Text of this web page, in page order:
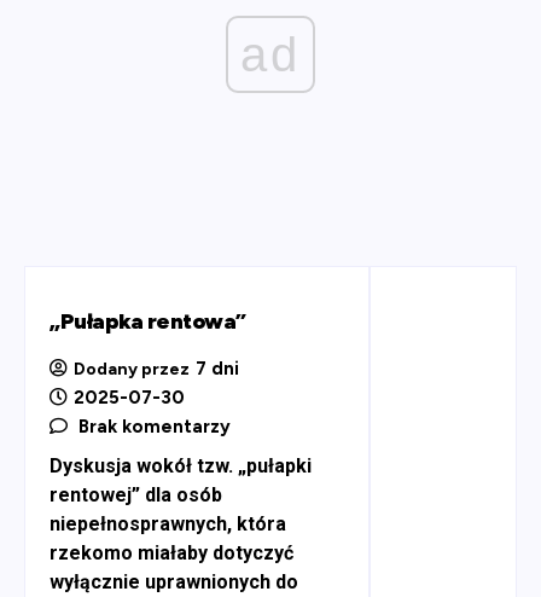
ad
„Pułapka rentowa”
Dodany przez 7 dni
2025-07-30
Brak komentarzy
Dyskusja wokół tzw. „pułapki
rentowej” dla osób
niepełnosprawnych, która
rzekomo miałaby dotyczyć
wyłącznie uprawnionych do